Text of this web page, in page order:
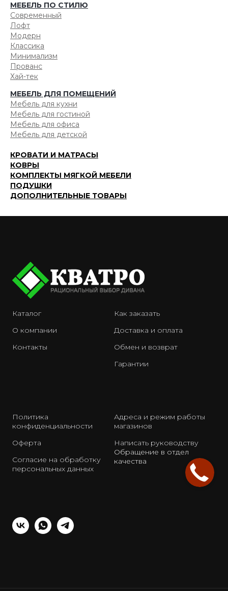
МЕБЕЛЬ ПО СТИЛЮ
Современный
Лофт
Модерн
Классика
Минимализм
Прованс
Хай-тек
МЕБЕЛЬ ДЛЯ ПОМЕЩЕНИЙ
Мебель для кухни
Мебель для гостиной
Мебель для офиса
Мебель для детской
КРОВАТИ И МАТРАСЫ
КОВРЫ
КОМПЛЕКТЫ МЯГКОЙ МЕБЕЛИ
ПОДУШКИ
ДОПОЛНИТЕЛЬНЫЕ ТОВАРЫ
Каталог
О компании
Контакты
Как заказать
Доставка и оплата
Обмен и возврат
Гарантии
Политика
конфиденциальности
Оферта
Согласие на обработку
персональных данных
Адреса и режим работы
магазинов
Написать руководству
Обращение в отдел
качества